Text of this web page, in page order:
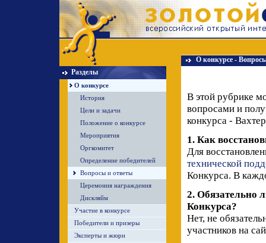
Разделы
О конкурсе
История
Цели и задачи
Положение о конкурсе
Мероприятия
Оргкомитет
Определение победителей
Вопросы и ответы
Церемония награждения
Дискляйм
Участие в конкурсе
Победители и призеры
Эксперты и жюри
О конкурсе -
В этой рубрике
вопросами и
конкурса -
1. Как
Для
технической
Конкурса. В
2. Обязательно
Конкурса?
Нет, не
участников на